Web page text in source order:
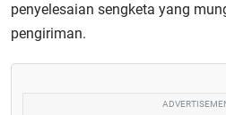
penyelesaian sengketa yang
pengiriman.